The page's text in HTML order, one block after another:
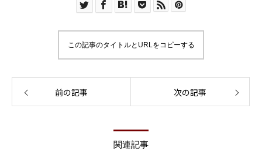
この記事のタイトルとURLをコピーする
前の記事 次の記事
関連記事